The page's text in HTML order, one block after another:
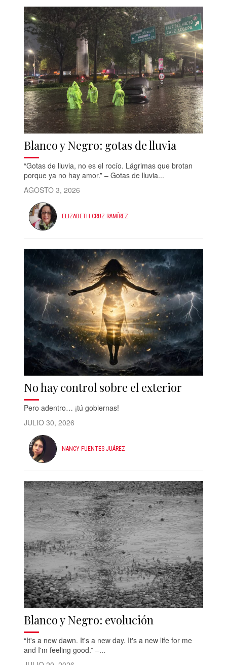
Blanco y Negro: gotas de lluvia
“Gotas de lluvia, no es el rocío. Lágrimas que brotan
porque ya no hay amor.” – Gotas de lluvia...
AGOSTO 3, 2026
ELIZABETH CRUZ RAMÍREZ
No hay control sobre el exterior
Pero adentro… ¡tú gobiernas!
JULIO 30, 2026
NANCY FUENTES JUÁREZ
Blanco y Negro: evolución
“It's a new dawn. It's a new day. It's a new life for me
and I'm feeling good.” –...